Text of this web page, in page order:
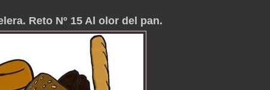
Reto Nº 15 Al olor del pan.